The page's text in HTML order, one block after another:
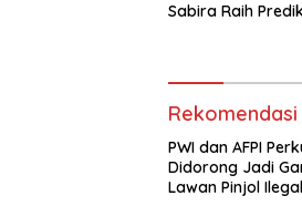
Sabira Raih
PWI dan AFPI
Didorong Jadi
Lawan Pinjol